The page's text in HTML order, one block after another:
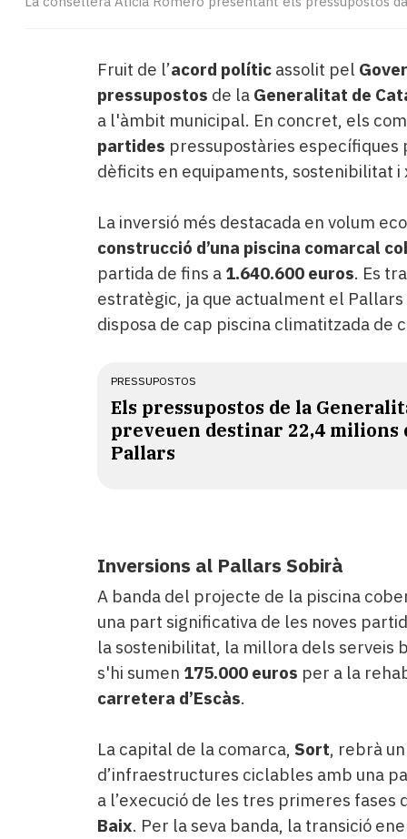
Fruit de l’acord políticassolit pel
pressupostos de la Generalitat de
a l'àmbit municipal. En concret, els
partides pressupostàries específiques
dèficits en equipaments, sostenibilitat i
La inversió més destacada en volum
construcció d’una piscina comarcal
partida de fins a 1.640.600 euros. Es
estratègic, ja que actualment el
disposa de cap piscina climatitzada de
PRESSUPOSTOS
Els pressupostos de la
preveuen destinar 22,4 milions
Pallars
Inversions al Pallars Sobirà
A banda del projecte de la piscina
una part significativa de les noves
la sostenibilitat, la millora dels serveis
s'hi sumen 175.000 euros per a la
carretera d’Escàs.
La capital de la comarca, Sort, rebrà
d’infraestructures ciclables amb una
a l’execució de les tres primeres fases
Baix. Per la seva banda, la transició